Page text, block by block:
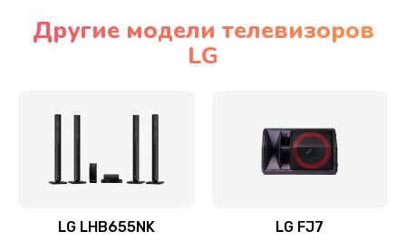
Ремонт механики привода
Ремонт / замена кнопок, клавиш, индикаторов,
Другие модели телевизоров
LG
LG LHB655NK LG FJ7